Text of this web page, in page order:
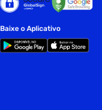
Baixe o Aplicativo